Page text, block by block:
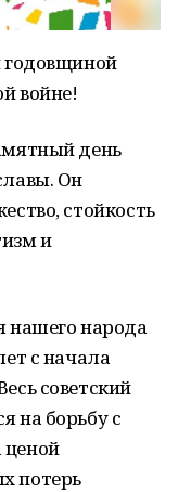
годовщиной
войне!
день
Он
стойкость
и
нашего народа
с начала
советский
на борьбу с
потерь